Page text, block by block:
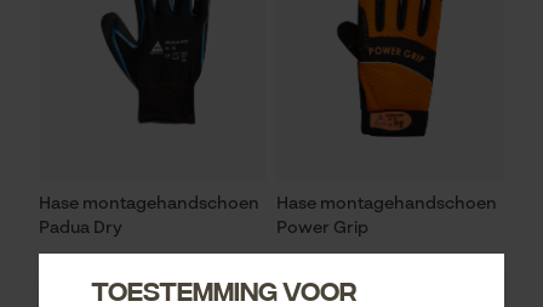
Hase montagehandschoen
Padua Dry
Hase montagehandschoen
Power Grip
Toestemming voor